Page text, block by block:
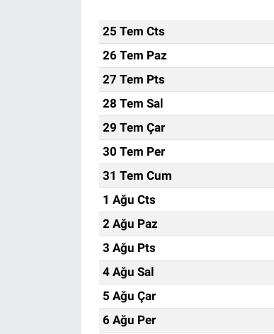
25 Tem Cts
26 Tem Paz
27 Tem Pts
28 Tem Sal
29 Tem Çar
30 Tem Per
31 Tem Cum
1 Ağu Cts
2 Ağu Paz
3 Ağu Pts
4 Ağu Sal
5 Ağu Çar
6 Ağu Per